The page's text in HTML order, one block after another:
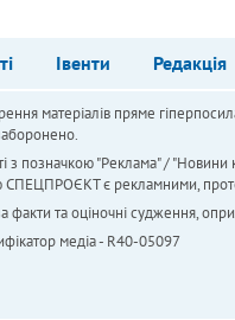
Івенти Редакція
матеріалів пряме
з позначкою "Реклама" /
є рекламними, проте
факти та оціночні судження,
медіа - R40-05097